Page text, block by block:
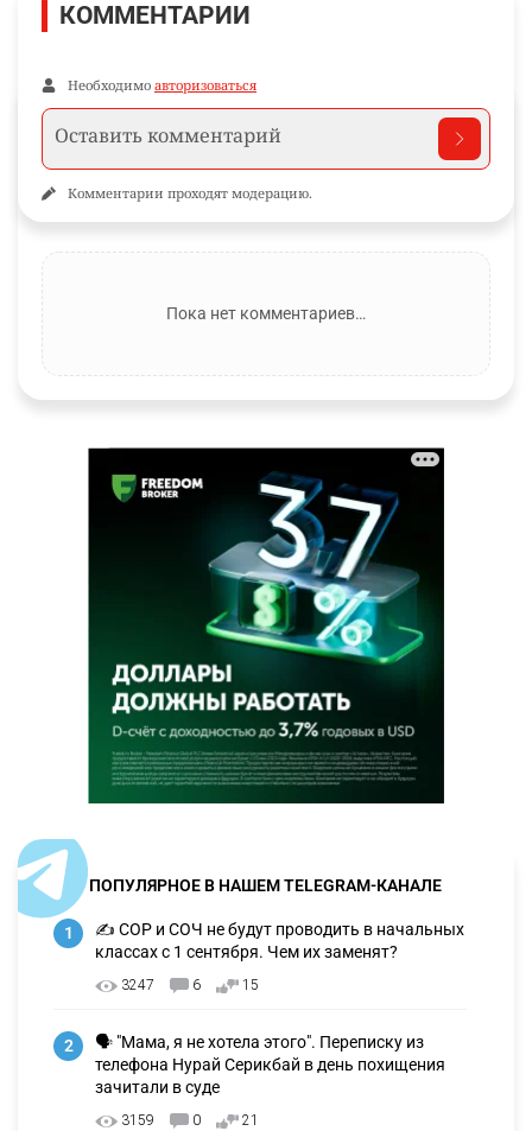
КОММЕНТАРИИ
Необходимо авторизоваться
Комментарии проходят модерацию.
Пока нет комментариев…
ПОПУЛЯРНОЕ В НАШЕМ TELEGRAM-КАНАЛЕ
1
✍️ СОР и СОЧ не будут проводить в начальных
классах с 1 сентября. Чем их заменят?
3247 6 15
2
🗣 "Мама, я не хотела этого". Переписку из
телефона Нурай Серикбай в день похищения
зачитали в суде
3159 0 21